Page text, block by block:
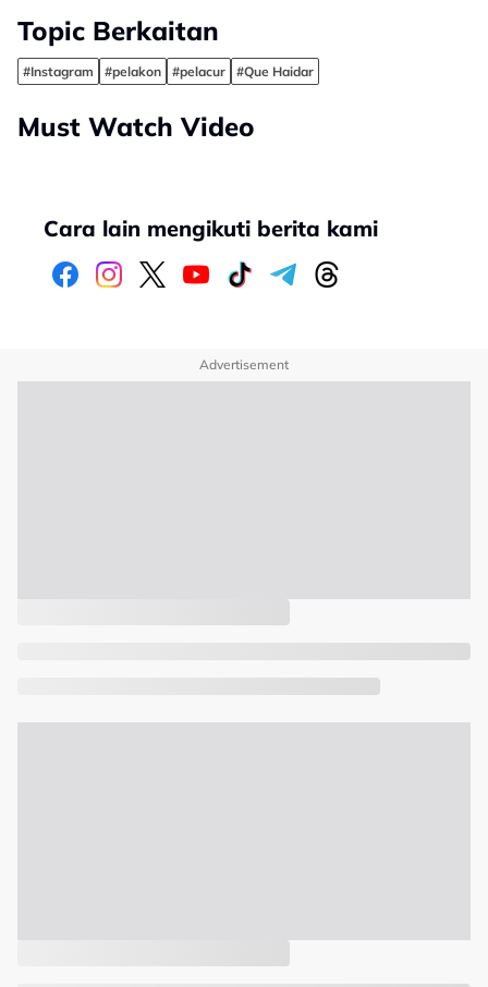
Topic Berkaitan
#Instagram #pelakon #pelacur #Que Haidar
Must Watch Video
Cara lain mengikuti berita kami
Advertisement